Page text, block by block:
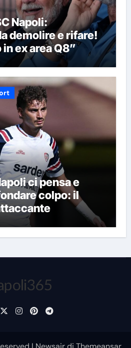
Napoli:
demolire e rifare!
ex area Q8”
ci pensa e
colpo: il